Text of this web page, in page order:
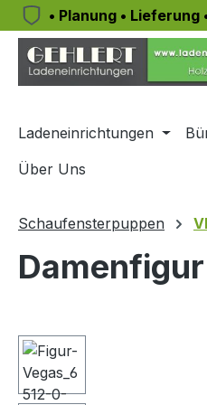
Hauptinhalt springen
Zur Suche springen
Zur Hauptnavigation
• Planung • Lieferung
Ladeneinrichtungen
Über Uns
Schaufensterpuppen
Bildergalerie überspringen